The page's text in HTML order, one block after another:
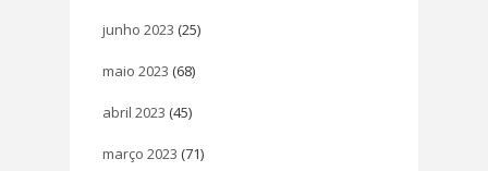
junho 2023 (25)
maio 2023 (68)
abril 2023 (45)
março 2023 (71)